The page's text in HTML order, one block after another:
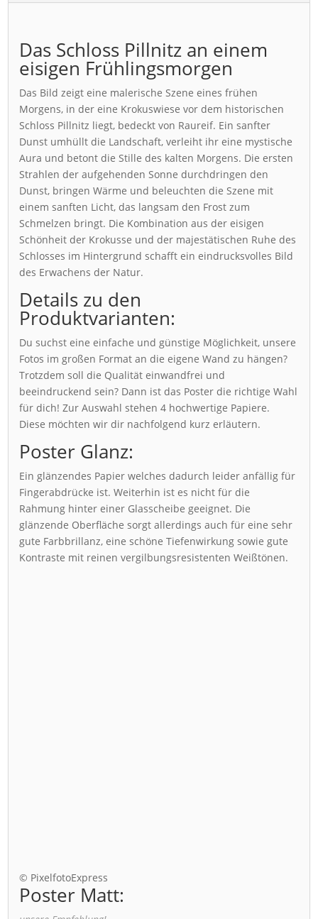
Das Schloss Pillnitz an einem
eisigen Frühlingsmorgen
Das Bild zeigt eine malerische Szene eines frühen
Morgens, in der eine Krokuswiese vor dem historischen
Schloss Pillnitz liegt, bedeckt von Raureif. Ein sanfter
Dunst umhüllt die Landschaft, verleiht ihr eine mystische
Aura und betont die Stille des kalten Morgens. Die ersten
Strahlen der aufgehenden Sonne durchdringen den
Dunst, bringen Wärme und beleuchten die Szene mit
einem sanften Licht, das langsam den Frost zum
Schmelzen bringt. Die Kombination aus der eisigen
Schönheit der Krokusse und der majestätischen Ruhe des
Schlosses im Hintergrund schafft ein eindrucksvolles Bild
des Erwachens der Natur.
Details zu den
Produktvarianten:
Du suchst eine einfache und günstige Möglichkeit, unsere
Fotos im großen Format an die eigene Wand zu hängen?
Trotzdem soll die Qualität einwandfrei und
beeindruckend sein? Dann ist das Poster die richtige Wahl
für dich! Zur Auswahl stehen 4 hochwertige Papiere.
Diese möchten wir dir nachfolgend kurz erläutern.
Poster Glanz:
Ein glänzendes Papier welches dadurch leider anfällig für
Fingerabdrücke ist. Weiterhin ist es nicht für die
Rahmung hinter einer Glasscheibe geeignet. Die
glänzende Oberfläche sorgt allerdings auch für eine sehr
gute Farbbrillanz, eine schöne Tiefenwirkung sowie gute
Kontraste mit reinen vergilbungsresistenten Weißtönen.
© PixelfotoExpress
Poster Matt: